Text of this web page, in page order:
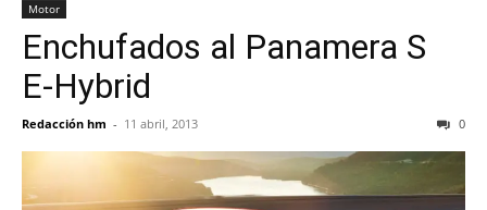
Motor
Enchufados al Panamera S
E-Hybrid
Redacción hm - 11 abril, 2013 0